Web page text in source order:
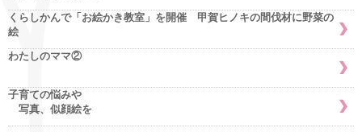
くらしかんで「お絵かき教室」を開催 甲賀ヒノキの間伐材に野菜の
絵
わたしのママ②
子育ての悩みや
写真、似顔絵を